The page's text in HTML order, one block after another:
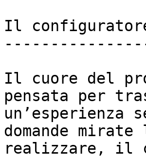
Il
Il cuore del
pensata per
un’esperienza
domande
realizzare, il